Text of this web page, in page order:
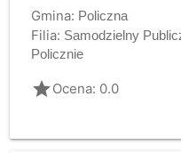
Gmina: Policzna
Filia: Samodzielny
Policznie
gradeOcena: 0.0